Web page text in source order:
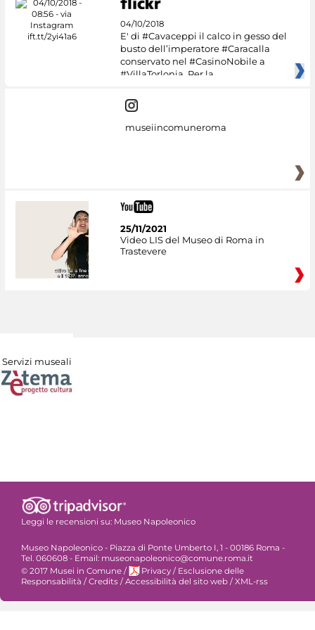
04/10/2018
E' di #Cavaceppi il calco in gesso del
busto dell’imperatore #Caracalla
conservato nel #CasinoNobile a
#VillaTorlonia. Per la
museiincomuneroma
25/11/2021
Video LIS del Museo di Roma in
Trastevere
Servizi museali
Leggi le recensioni su: Museo Napoleonico
Museo Napoleonico - Piazza di Ponte Umberto I, 1 - 00186 Roma -
Tel. 060608 - Email: museonapoleonico@comune.roma.it
© 2017 Musei in Comune / Privacy / Esclusione delle
Responsabilità /Credits /Accessibilità del sito web /XML-rss